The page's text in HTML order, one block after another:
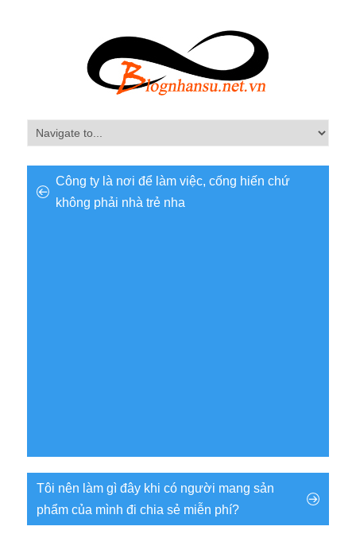
Công ty là nơi để làm việc, cống hiến chứ
không phải nhà trẻ nha
Tôi nên làm gì đây khi có người mang sản
phẩm của mình đi chia sẻ miễn phí?